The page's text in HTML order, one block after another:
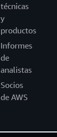
técnicas
y
productos
Informes
de
analistas
Socios
de AWS